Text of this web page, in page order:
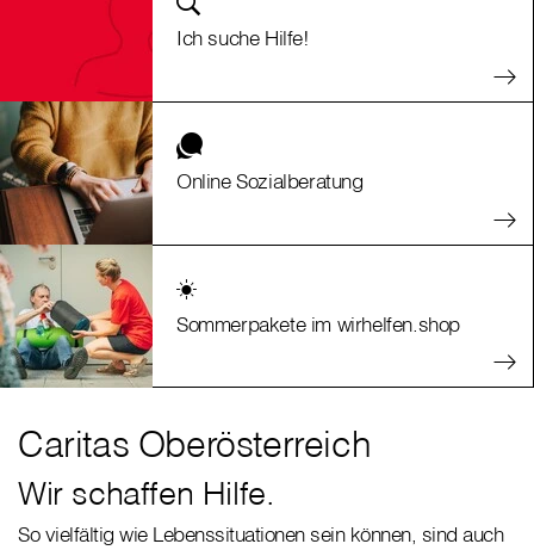
Ich suche Hilfe!
Online Sozialberatung
Sommerpakete im wirhelfen.shop
Caritas Oberösterreich
Wir schaffen Hilfe.
So vielfältig wie Lebenssituationen sein können, sind auch